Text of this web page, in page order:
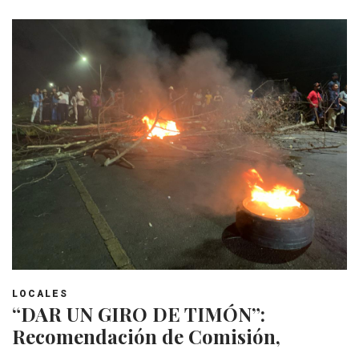
LOCALES
“DAR UN GIRO DE TIMÓN”:
Recomendación de Comisión,